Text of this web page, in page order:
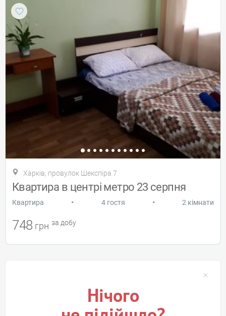
Харків, провулок Шекспіра 7
Квартира в центрі метро 23 серпня
Квартира • 4 гостя • 2 кімнати
748 грн за добу
Нічого